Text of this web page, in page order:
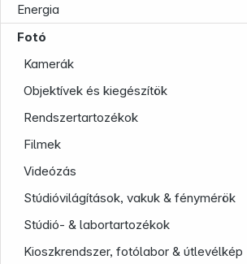
Energia
Fotó
Kamerák
Objektívek és kiegészítök
Rendszertartozékok
Filmek
Videózás
Stúdióvilágítások, vakuk & fénymérök
Stúdió- & labortartozékok
Kioszkrendszer, fotólabor & útlevélkép